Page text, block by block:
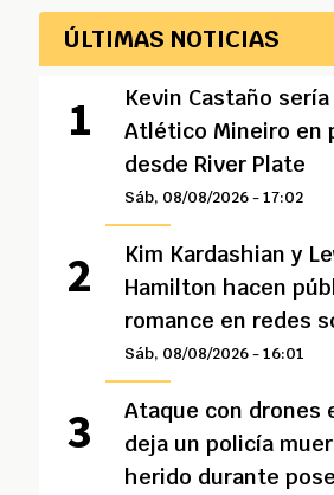
ÚLTIMAS NOTICIAS
Kevin Castaño
Atlético Mineiro en
desde River Plate
Sáb, 08/08/2026 - 17:02
Kim Kardashian y
Hamilton hacen
romance en redes
Sáb, 08/08/2026 - 16:01
Ataque con drones
deja un policía
herido durante